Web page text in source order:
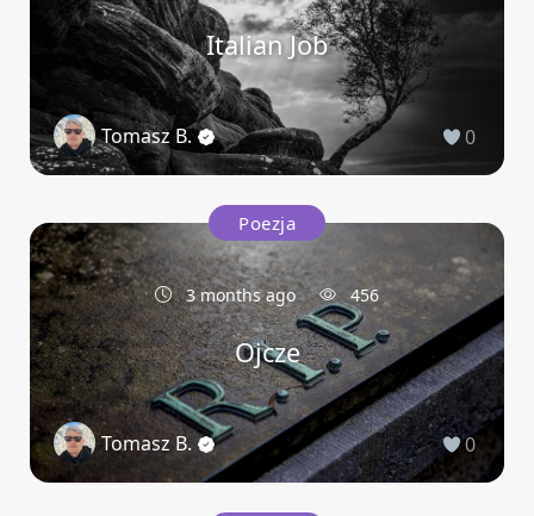
Italian Job
Tomasz B. 0
Poezja
3 months ago 456
Ojcze
Tomasz B. 0